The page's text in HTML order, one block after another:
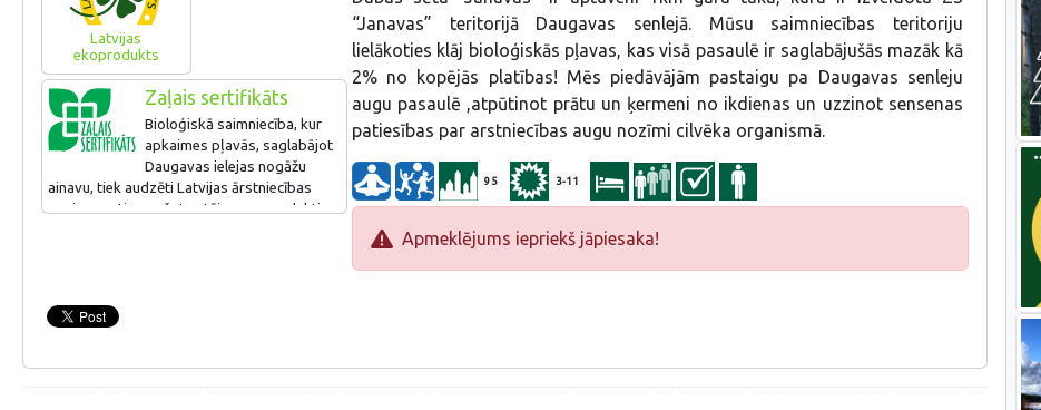
Latvijas
ekoprodukts
Zaļais sertifikāts
Bioloģiskā saimniecība, kur
apkaimes pļavās, saglabājot
Daugavas ielejas nogāžu
ainavu, tiek audzēti Latvijas ārstniecības
augi un no tiem ražotas tējas u.c. produkti.
produkciju.
“Janavas” teritorijā Daugavas senlejā. Mūsu saimniecības teritoriju
lielākoties klāj bioloģiskās pļavas, kas visā pasaulē ir saglabājušās mazāk kā
2% no kopējās platības! Mēs piedāvājām pastaigu pa Daugavas senleju
augu pasaulē ,atpūtinot prātu un ķermeni no ikdienas un uzzinot sensenas
patiesības par arstniecības augu nozīmi cilvēka organismā.
95 3-11
Apmeklējums iepriekš jāpiesaka!